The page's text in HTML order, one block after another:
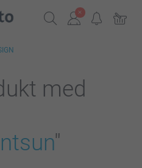
med
"